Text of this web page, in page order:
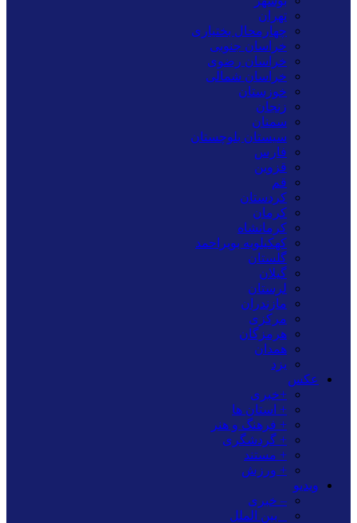
تهران
چهارمحال بختیاری
خراسان جنوبی
خراسان رضوی
خراسان شمالی
خوزستان
زنجان
سمنان
سیستان بلوچستان
فارس
قزوین
قم
کردستان
کرمان
کرمانشاه
کهکیلویه بویراحمد
گلستان
گیلان
لرستان
مازندران
مرکزی
هرمزگان
همدان
یزد
عکس
+خبری
+ استان ها
+ فرهنگ و هنر
+ گردشگری
+ مستند
+ ورزش
ویدیو
– خبری
_ بین الملل